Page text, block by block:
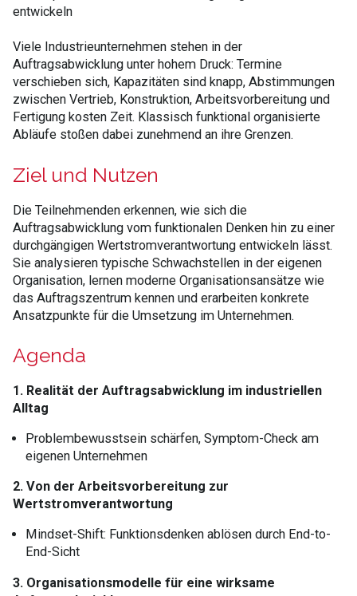
entwickeln
Viele Industrieunternehmen stehen in der
Auftragsabwicklung unter hohem Druck: Termine
verschieben sich, Kapazitäten sind knapp, Abstimmungen
zwischen Vertrieb, Konstruktion, Arbeitsvorbereitung und
Fertigung kosten Zeit. Klassisch funktional organisierte
Abläufe stoßen dabei zunehmend an ihre Grenzen.
Ziel und Nutzen
Die Teilnehmenden erkennen, wie sich die
Auftragsabwicklung vom funktionalen Denken hin zu einer
durchgängigen Wertstromverantwortung entwickeln lässt.
Sie analysieren typische Schwachstellen in der eigenen
Organisation, lernen moderne Organisationsansätze wie
das Auftragszentrum kennen und erarbeiten konkrete
Ansatzpunkte für die Umsetzung im Unternehmen.
Agenda
1. Realität der Auftragsabwicklung im industriellen
Alltag
Problembewusstsein schärfen, Symptom-Check am
eigenen Unternehmen
2. Von der Arbeitsvorbereitung zur
Wertstromverantwortung
Mindset-Shift: Funktionsdenken ablösen durch End-to-
End-Sicht
3. Organisationsmodelle für eine wirksame